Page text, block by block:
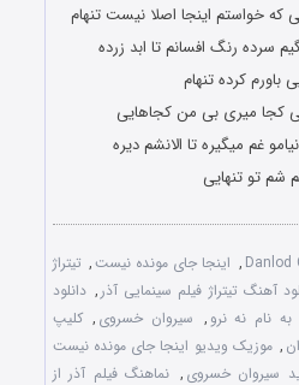
خواستم اینجا اصلا نیست تنهام
سرده رنگ افسانم تا ابد زرده
باورم کرده تنهام
کجا میری بی من کجاهایی
غم میگیره تا الانشم دیره
شم تو تنهایی
Danlod
, اینجا جای مونده نیست, تیتراژ
آهنگ تیتراژ فیلم سینمایی آذر , دانلود
نام نه نرو , سیروان خسروی , کلیپ
, موزیک ویدیو اینجا جای مونده نیست
سیروان خسروی , نماهنگ فیلم آذر از